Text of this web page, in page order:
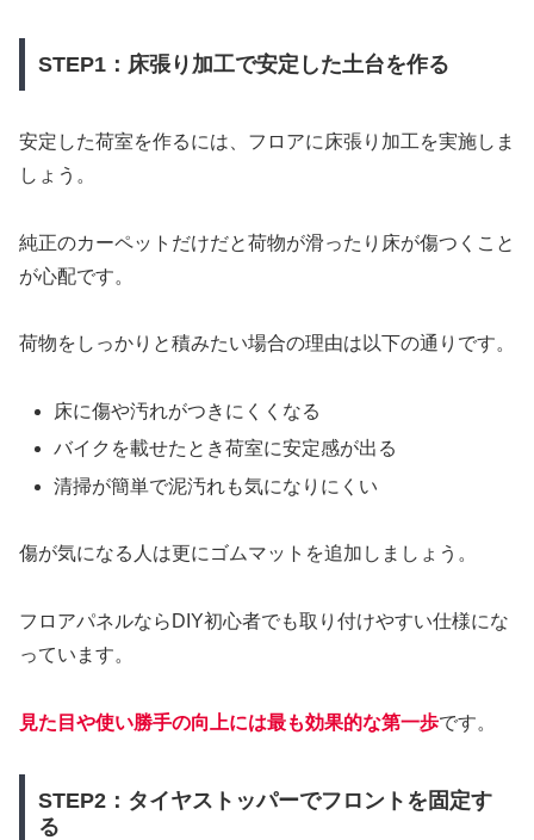
STEP1：床張り加工で安定した土台を作る
安定した荷室を作るには、フロアに床張り加工を実施しま
しょう。
純正のカーペットだけだと荷物が滑ったり床が傷つくこと
が心配です。
荷物をしっかりと積みたい場合の理由は以下の通りです。
床に傷や汚れがつきにくくなる
バイクを載せたとき荷室に安定感が出る
清掃が簡単で泥汚れも気になりにくい
傷が気になる人は更にゴムマットを追加しましょう。
フロアパネルならDIY初心者でも取り付けやすい仕様にな
っています。
見た目や使い勝手の向上には最も効果的な第一歩です。
STEP2：タイヤストッパーでフロントを固定す
る